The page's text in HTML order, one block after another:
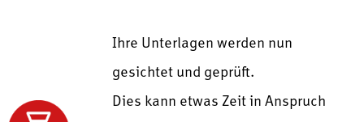
Ihre Unterlagen werden nun
gesichtet und geprüft.
Dies kann etwas Zeit in Anspruch